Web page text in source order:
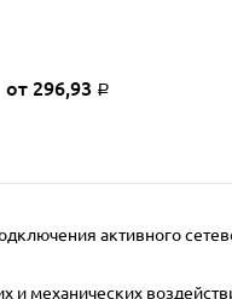
от 296,93 Р
активного
и механических